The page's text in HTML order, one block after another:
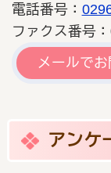
電話番号：
ファクス番号
メールで
アンケ